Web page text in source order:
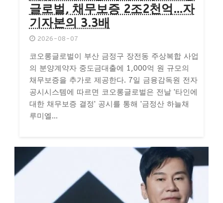
글로벌, 채무보증 2조2천억…자
기자본의 3.3배
2026-08-07
코오롱글로벌이 부산 금정구 장전동 주상복합 사업
의 분양계약자 중도금대출에 1,000억 원 규모의
채무보증을 추가로 제공한다. 7일 금융감독원 전자
공시시스템에 따르면 코오롱글로벌은 전날 '타인에
대한 채무보증 결정' 공시를 통해 '금정산 하늘채
루미엘...